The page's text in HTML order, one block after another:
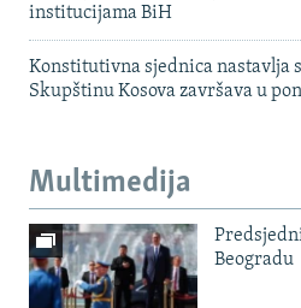
institucijama BiH
Konstitutivna sjednica nastavlja
Skupštinu Kosova završava u
Multimedija
Beogradu